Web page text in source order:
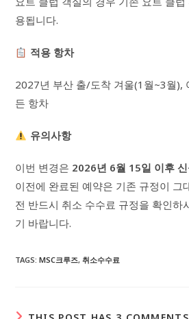
용됩니다.
적용 항차
2027년 부산 출/도착 겨울(1월~3월),
든 항차
유의사항
이번 변경은 2026년 6월 15일 이후
이전에 완료된 예약은 기존 규정이 그
전 반드시 취소 수수료 규정을 확인하
기 바랍니다.
TAGS:MSC크루즈, 취소수수료